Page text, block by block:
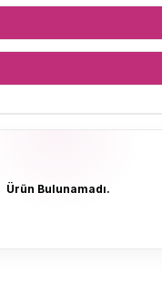
Ürün Bulunamadı.